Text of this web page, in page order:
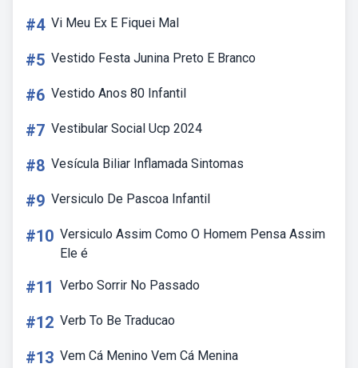
#4 Vi Meu Ex E Fiquei Mal
#5 Vestido Festa Junina Preto E Branco
#6 Vestido Anos 80 Infantil
#7 Vestibular Social Ucp 2024
#8 Vesícula Biliar Inflamada Sintomas
#9 Versiculo De Pascoa Infantil
#10 Versiculo Assim Como O Homem Pensa Assim
Ele é
#11 Verbo Sorrir No Passado
#12 Verb To Be Traducao
#13 Vem Cá Menino Vem Cá Menina